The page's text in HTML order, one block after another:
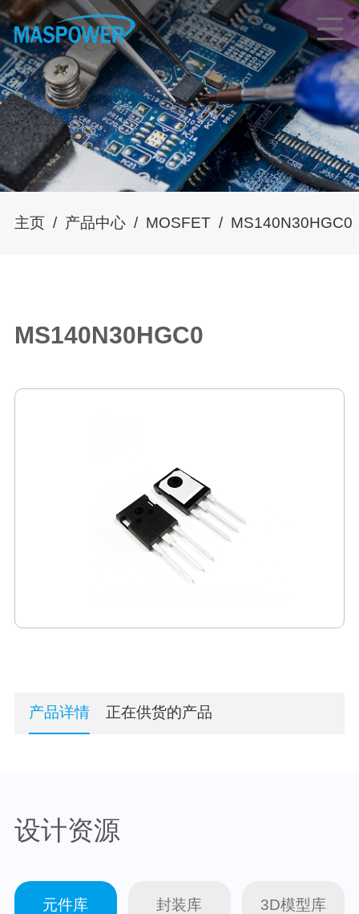
主页 / 产品中心 / MOSFET / MS140N30HGC0
MS140N30HGC0
产品详情 正在供货的产品
设计资源
元件库 封装库 3D模型库